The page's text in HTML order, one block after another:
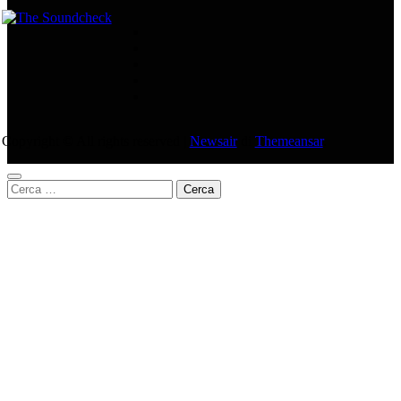
Copyright © All rights reserved Newsairdi Themeansar.
Ricerca
per: